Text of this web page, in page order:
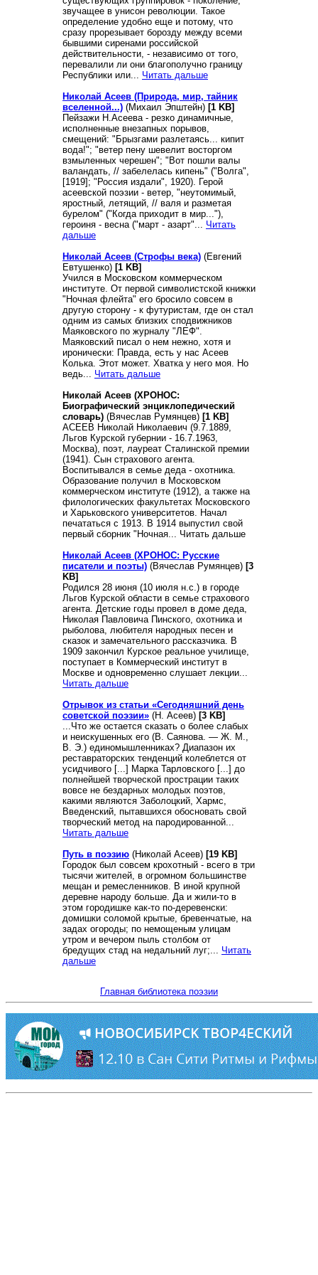
звучащее в унисон революции. Такое
определение удобно еще и потому, что
сразу прорезывает борозду между всеми
бывшими сиренами российской
действительности, - независимо от того,
перевалили ли они благополучно границу
Республики или... Читать дальше
Николай Асеев (Природа, мир, тайник
вселенной...) (Михаил Эпштейн) [1 KB]
Пейзажи Н.Асеева - резко динамичные,
исполненные внезапных порывов,
смещений: "Брызгами разлетаясь... кипит
вода!"; "ветер пену шевелит восторгом
взмыленных черешен"; "Вот пошли валы
валандать, // забелелась кипень" ("Волга",
[1919]; "Россия издали", 1920). Герой
асеевской поэзии - ветер, "неутомимый,
яростный, летящий, // валя и разметая
бурелом" ("Когда приходит в мир..."),
героиня - весна ("март - азарт"... Читать
дальше
Николай Асеев (Строфы века) (Евгений
Евтушенко) [1 KB]
Учился в Московском коммерческом
институте. От первой символистской книжки
"Ночная флейта" его бросило совсем в
другую сторону - к футуристам, где он стал
одним из самых близких сподвижников
Маяковского по журналу "ЛЕФ".
Маяковский писал о нем нежно, хотя и
иронически: Правда, есть у нас Асеев
Колька. Этот может. Хватка у него моя. Но
ведь... Читать дальше
Николай Асеев (ХРОНОС:
Биографический энциклопедический
словарь) (Вячеслав Румянцев) [1 KB]
АСЕЕВ Николай Николаевич (9.7.1889,
Льгов Курской губернии - 16.7.1963,
Москва), поэт, лауреат Сталинской премии
(1941). Сын страхового агента.
Воспитывался в семье деда - охотника.
Образование получил в Московском
коммерческом институте (1912), а также на
филологических факультетах Московского
и Харьковского университетов. Начал
печататься с 1913. В 1914 выпустил свой
первый сборник "Ночная... Читать дальше
Николай Асеев (ХРОНОС: Русские
писатели и поэты) (Вячеслав Румянцев) [3
KB]
Родился 28 июня (10 июля н.с.) в городе
Льгов Курской области в семье страхового
агента. Детские годы провел в доме деда,
Николая Павловича Пинского, охотника и
рыболова, любителя народных песен и
сказок и замечательного рассказчика. В
1909 закончил Курское реальное училище,
поступает в Коммерческий институт в
Москве и одновременно слушает лекции...
Читать дальше
Отрывок из статьи «Сегодняшний день
советской поэзии» (Н. Асеев) [3 KB]
...Что же остается сказать о более слабых
и неискушенных его (В. Саянова. — Ж. М.,
В. Э.) единомышленниках? Диапазон их
реставраторских тенденций колеблется от
усидчивого [...] Марка Тарловского [...] до
полнейшей творческой прострации таких
вовсе не бездарных молодых поэтов,
какими являются Заболоцкий, Хармс,
Введенский, пытавшихся обосновать свой
творческий метод на пародированной...
Читать дальше
Путь в поэзию (Николай Асеев) [19 KB]
Городок был совсем крохотный - всего в три
тысячи жителей, в огромном большинстве
мещан и ремесленников. В иной крупной
деревне народу больше. Да и жили-то в
этом городишке как-то по-деревенски:
домишки соломой крытые, бревенчатые, на
задах огороды; по немощеным улицам
утром и вечером пыль столбом от
бредущих стад на недальний луг;... Читать
дальше
Главная библиотека поэзии